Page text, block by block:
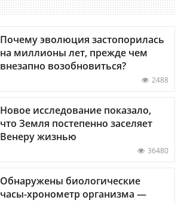
Почему эволюция застопорилась
на миллионы лет, прежде чем
внезапно возобновиться?
2488
Новое исследование показало,
что Земля постепенно заселяет
Венеру жизнью
36480
Обнаружены биологические
часы-хронометр организма —